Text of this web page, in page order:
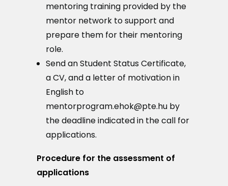
mentoring training provided by the
mentor network to support and
prepare them for their mentoring
role.
Send an Student Status Certificate,
a CV, and a letter of motivation in
English to
mentorprogram.ehok@pte.hu by
the deadline indicated in the call for
applications.
Procedure for the assessment of
applications